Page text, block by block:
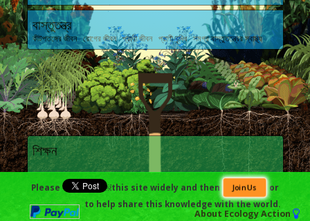
বাস্তুতন্ত্র
কীটপতঙ্গের জীবন রোগের জীবন প্রাণী জীবন প্রাণী বৃদ্ধি সমগ্র বাস্তুতন্ত্রের স্বাস্থ্য
শিক্ষন
উৎপাদন
শষ্য বীজ জলবায়ু উপকরণ প্রণালী অভিজ্ঞতা
Please ￼this site widely and then Join Us
or
to help share this knowledge with the world.
About Ecology Action